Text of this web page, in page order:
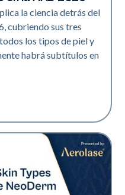
la ciencia detrás del
cubriendo sus tres
los tipos de piel y
habrá subtítulos en